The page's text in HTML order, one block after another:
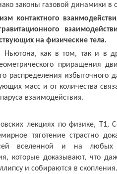
законы газовой динамики в
контактного
на физические тела.
Ньютона, как в том, так и в
приращения
распределения избыточного
масс и от количества
взаимодействия.
лекциях по физике, Т1,
тяготение страстно
вселенной и на любых
которые доказывают, что
и собираются в